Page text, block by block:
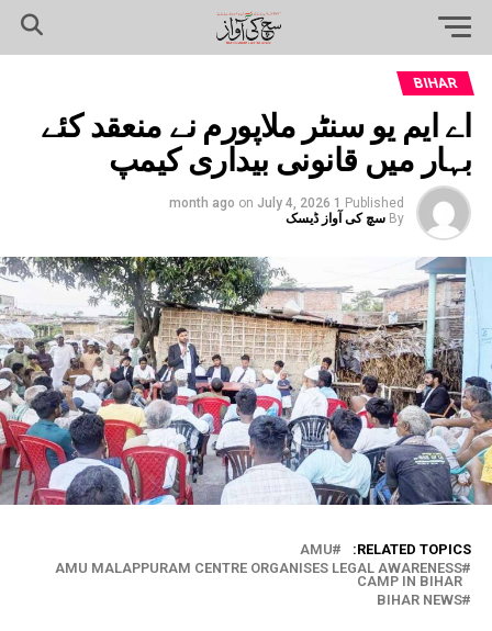
BIHAR
اے ایم یو سنٹر ملاپورم نے منعقد کئے
بہار میں قانونی بیداری کیمپ
Published
1 month ago
on July 4, 2026
By سچ کی آواز ڈیسک
RELATED TOPICS:
AMU
AMU MALAPPURAM CENTRE ORGANISES LEGAL AWARENESS
CAMP IN BIHAR
BIHAR NEWS